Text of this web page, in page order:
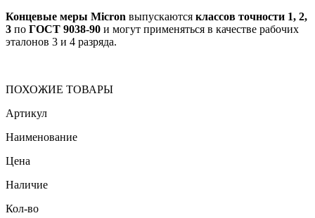
Концевые меры Micron выпускаются классов точности 1, 2,
3 по ГОСТ 9038-90 и могут применяться в качестве рабочих
эталонов 3 и 4 разряда.
ПОХОЖИЕ ТОВАРЫ
Артикул
Наименование
Цена
Наличие
Кол-во